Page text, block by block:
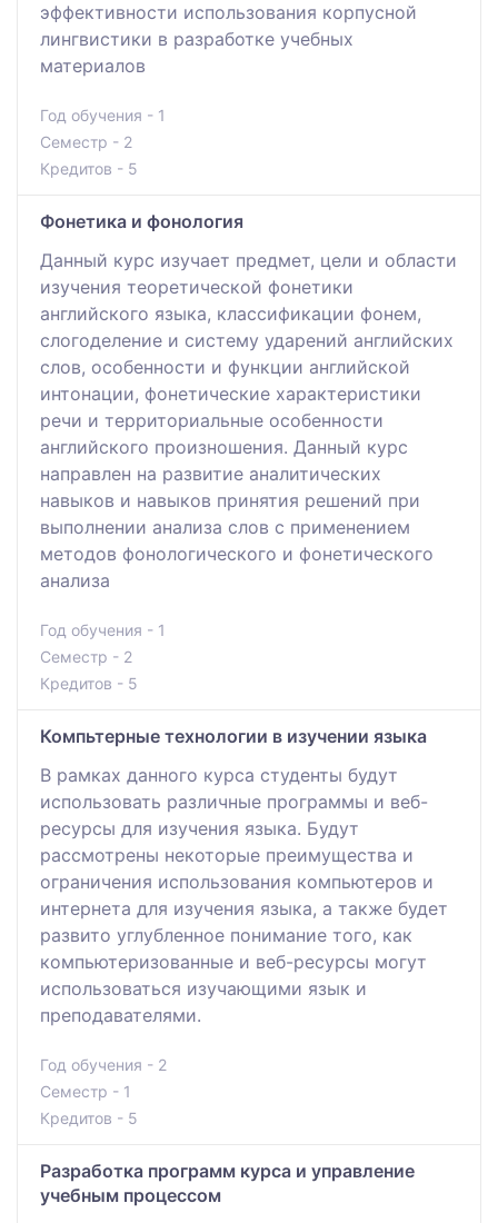
эффективности использования корпусной
лингвистики в разработке учебных
материалов
Год обучения - 1
Семестр - 2
Кредитов - 5
Фонетика и фонология
Данный курс изучает предмет, цели и области
изучения теоретической фонетики
английского языка, классификации фонем,
слогоделение и систему ударений английских
слов, особенности и функции английской
интонации, фонетические характеристики
речи и территориальные особенности
английского произношения. Данный курс
направлен на развитие аналитических
навыков и навыков принятия решений при
выполнении анализа слов с применением
методов фонологического и фонетического
анализа
Год обучения - 1
Семестр - 2
Кредитов - 5
Компьтерные технологии в изучении языка
В рамках данного курса студенты будут
использовать различные программы и веб-
ресурсы для изучения языка. Будут
рассмотрены некоторые преимущества и
ограничения использования компьютеров и
интернета для изучения языка, а также будет
развито углубленное понимание того, как
компьютеризованные и веб-ресурсы могут
использоваться изучающими язык и
преподавателями.
Год обучения - 2
Семестр - 1
Кредитов - 5
Разработка программ курса и управление
учебным процессом